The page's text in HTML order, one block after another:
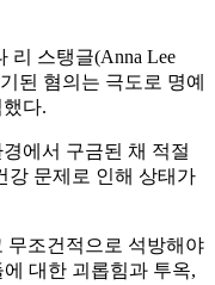
리 스탱글(Anna Lee
된 혐의는 극도로 명예
다.
에서 구금된 채 적절
강 문제로 인해 상태가
무조건적으로 석방해야
대한 괴롭힘과 투옥,